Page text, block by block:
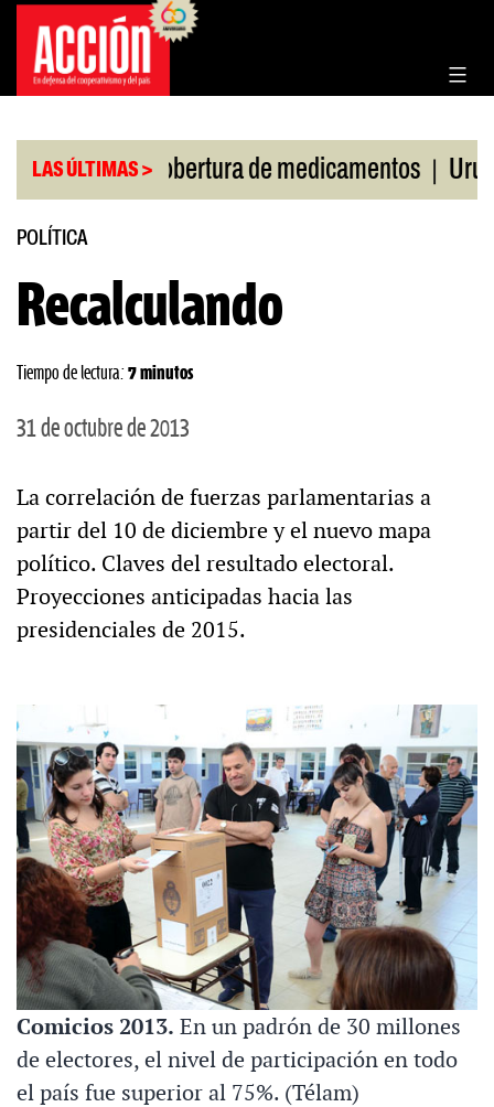
Saltar
contenido
LAS ÚLTIMAS >
por cobertura de medicamentos | Uruguay
POLÍTICA
Recalculando
Tiempo de lectura: 7 minutos
31 de octubre de 2013
La correlación de fuerzas parlamentarias a
partir del 10 de diciembre y el nuevo mapa
político. Claves del resultado electoral.
Proyecciones anticipadas hacia las
presidenciales de 2015.
Comicios 2013. En un padrón de 30 millones
de electores, el nivel de participación en todo
el país fue superior al 75%. (Télam)